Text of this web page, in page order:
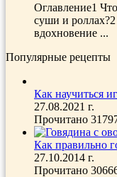
Оглавление1
суши и
вдохновение ...
Популярные рецепты
Как научиться
27.08.2021 г.
Прочитано
Как правильно
27.10.2014 г.
Прочитано